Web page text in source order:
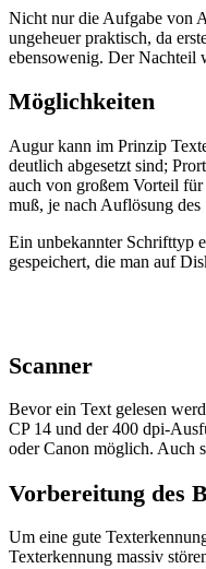
Nicht nur die Aufgabe von
ungeheuer praktisch, da
ebensowenig. Der Nachteil
Möglichkeiten
Augur kann im Prinzip
deutlich abgesetzt sind;
auch von großem Vorteil
muß, je nach Auflösung
Ein unbekannter Schrifttyp
gespeichert, die man auf
Scanner
Bevor ein Text gelesen
CP 14 und der 400 dpi-
oder Canon möglich. Auch
Vorbereitung des
Um eine gute
Texterkennung massiv